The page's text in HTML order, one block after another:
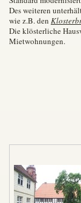
Des weiteren
wie z.B. den
Die klösterliche
Mietwohnungen.